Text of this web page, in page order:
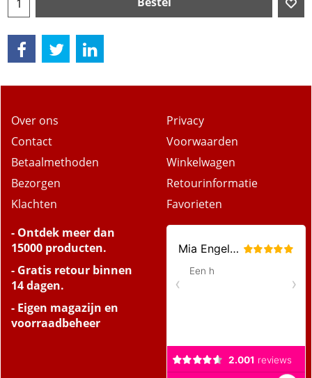
Bestel
Over ons
Contact
Betaalmethoden
Bezorgen
Klachten
Privacy
Voorwaarden
Winkelwagen
Retourinformatie
Favorieten
- Ontdek meer dan
15000 producten.
- Gratis retour binnen
14 dagen.
- Eigen magazijn en